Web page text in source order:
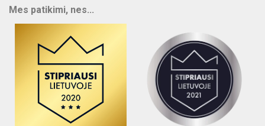
Mes patikimi, nes...